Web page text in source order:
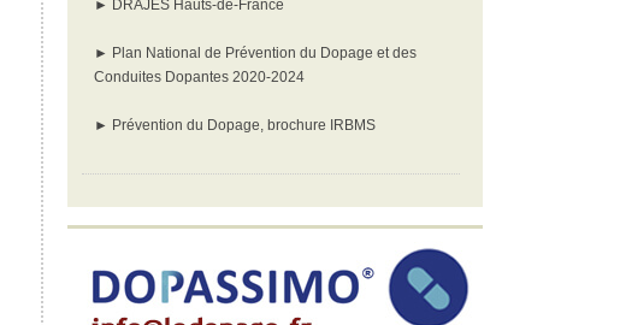
► DRAJES Hauts-de-France
► Plan National de Prévention du Dopage et des
Conduites Dopantes 2020-2024
► Prévention du Dopage, brochure IRBMS